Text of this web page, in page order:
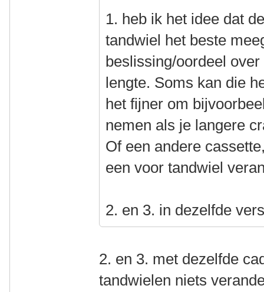
1. heb ik het idee dat
tandwiel het beste
beslissing/oordeel
lengte. Soms kan die
het fijner om
nemen als je langere
Of een andere
een voor tandwiel
2. en 3. in dezelfde
2. en 3. met dezelfde
tandwielen niets